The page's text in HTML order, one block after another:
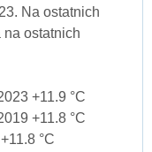
Na ostatnich
na ostatnich
+11.9 °C
+11.8 °C
°C